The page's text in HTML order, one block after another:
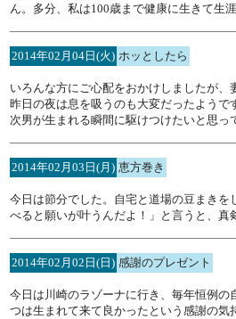
ん。多分、私は100歳まで健康に生きて生
2014年02月04日(火) ホッとしたら
いろんな方にご心配をおかけしましたが
昨日の夜は息を吸うのも大変だったよう
次男が生まれる瞬間に駆けつけたいと思っ
2014年02月03日(月) 恵方巻き
今日は節分でした。自宅と道場の豆まき
べると願いが叶うんだよ！」と言うと、真
2014年02月02日(日) 感謝のプレゼント
今日は川崎のラゾーナに行き、毎年恒例
つは生まれて来て良かったという感謝の